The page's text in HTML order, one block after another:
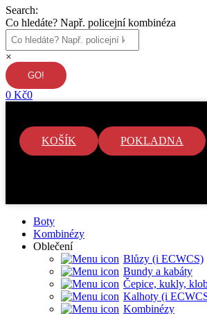
Search:
Co hledáte? Např. policejní kombinéza
×
0 Kč0
KOŠÍK POKLADNA
Boty
Kombinézy
Oblečení
Blůzy (i ECWCS)
Bundy a kabáty
Čepice, kukly,
Kalhoty (i
Kombinézy